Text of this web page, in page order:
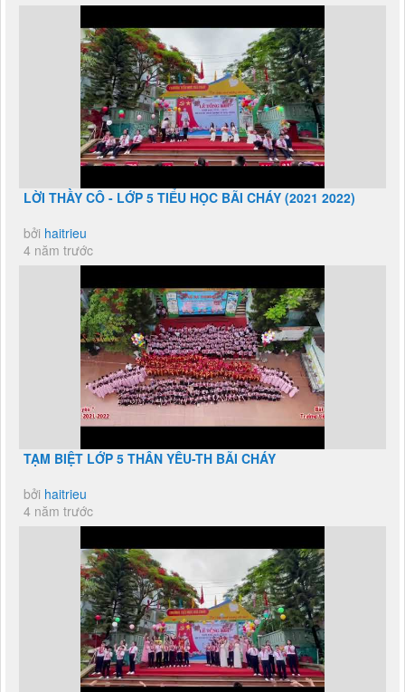
LỜI THẦY CÔ - LỚP 5 TIỂU HỌC BÃI CHÁY (2021 2022)
bởi haitrieu
4 năm trước
TẠM BIỆT LỚP 5 THÂN YÊU-TH BÃI CHÁY
bởi haitrieu
4 năm trước